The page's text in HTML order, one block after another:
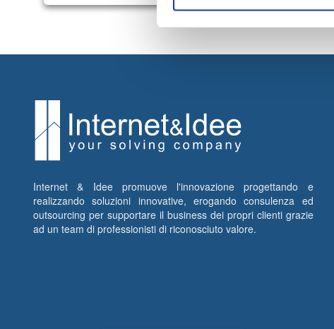
Internet & Idee promuove l'innovazione progettando e
realizzando soluzioni innovative, erogando consulenza ed
outsourcing per supportare il business dei propri clienti grazie
ad un team di professionisti di riconosciuto valore.